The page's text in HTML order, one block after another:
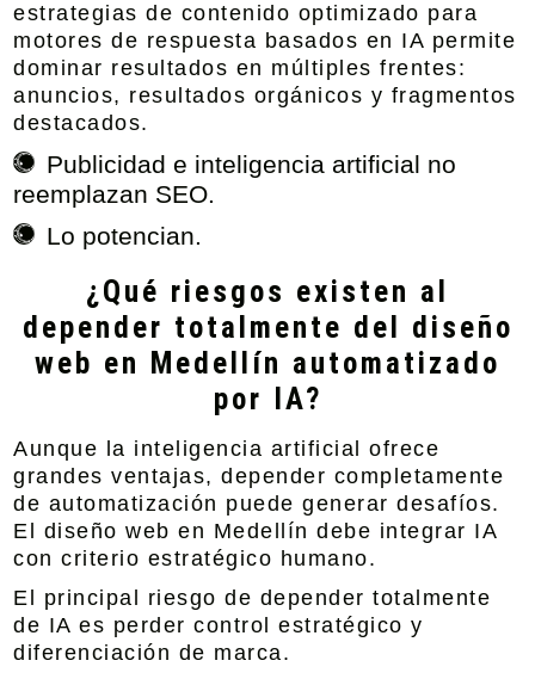
estrategias de contenido optimizado para
motores de respuesta basados en IA permite
dominar resultados en múltiples frentes:
anuncios, resultados orgánicos y fragmentos
destacados.
Publicidad e inteligencia artificial no
reemplazan SEO.
Lo potencian.
¿Qué riesgos existen al
depender totalmente del diseño
web en Medellín automatizado
por IA?
Aunque la inteligencia artificial ofrece
grandes ventajas, depender completamente
de automatización puede generar desafíos.
El diseño web en Medellín debe integrar IA
con criterio estratégico humano.
El principal riesgo de depender totalmente
de IA es perder control estratégico y
diferenciación de marca.